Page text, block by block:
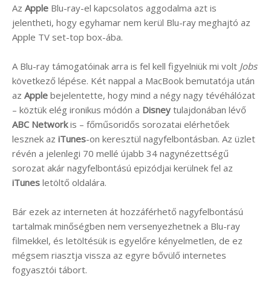
Az Apple Blu-ray-el kapcsolatos aggodalma azt is
jelentheti, hogy egyhamar nem kerül Blu-ray meghajtó az
Apple TV set-top box-ába.
A Blu-ray támogatóinak arra is fel kell figyelniük mi volt Jobs
következő lépése. Két nappal a MacBook bemutatója után
az Apple bejelentette, hogy mind a négy nagy tévéhálózat
– köztük elég ironikus módón a Disney tulajdonában lévő
ABC Networkis – főműsoridős sorozatai elérhetőek
lesznek az iTunes-on keresztül nagyfelbontásban. Az üzlet
révén a jelenlegi 70 mellé újabb 34 nagynézettségű
sorozat akár nagyfelbontású epizódjai kerülnek fel az
iTunes letöltő oldalára.
Bár ezek az interneten át hozzáférhető nagyfelbontású
tartalmak minőségben nem versenyezhetnek a Blu-ray
filmekkel, és letöltésük is egyelőre kényelmetlen, de ez
mégsem riasztja vissza az egyre bővülő internetes
fogyasztói tábort.